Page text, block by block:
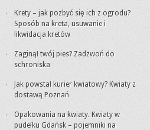
Krety – jak pozbyć się ich z ogrodu?
Sposób na kreta, usuwanie i
likwidacja kretów
Zaginął twój pies? Zadzwoń do
schroniska
Jak powstał kurier kwiatowy? Kwiaty z
dostawą Poznań
Opakowania na kwiaty. Kwiaty w
pudełku Gdańsk – pojemniki na